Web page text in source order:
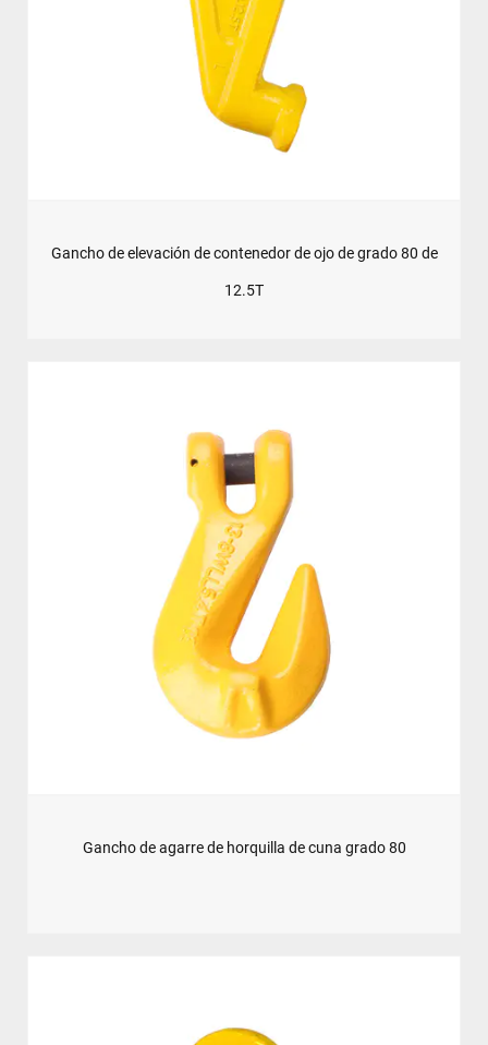
Gancho de elevación de contenedor de ojo de grado 80 de
12.5T
Gancho de agarre de horquilla de cuna grado 80